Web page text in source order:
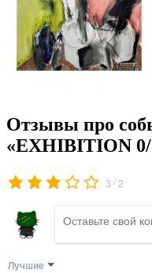
Отзывы про
«EXHIBITION 0/
3 /2
Лучшие